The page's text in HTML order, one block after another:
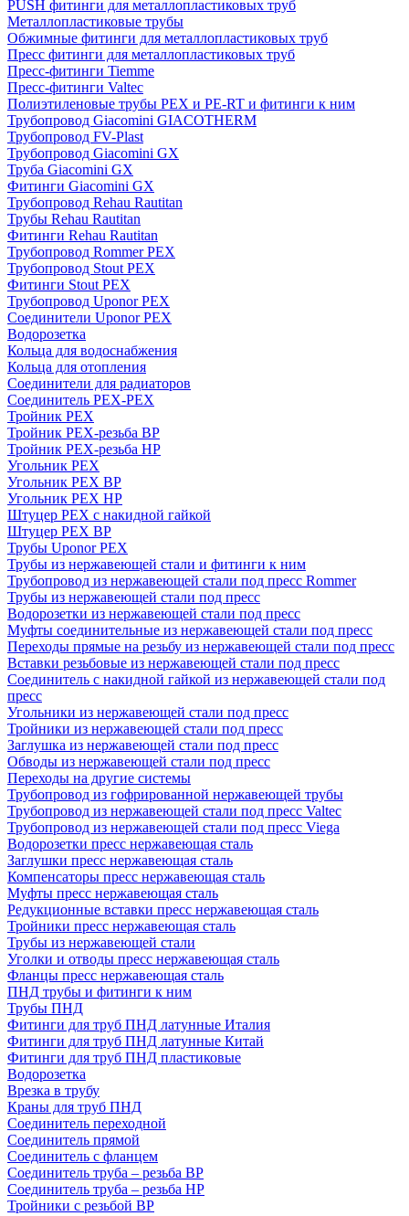
PUSH фитинги для металлопластиковых труб
Металлопластиковые трубы
Обжимные фитинги для металлопластиковых труб
Пресс фитинги для металлопластиковых труб
Пресс-фитинги Tiemme
Пресс-фитинги Valtec
Полиэтиленовые трубы PEX и PE-RT и фитинги к ним
Трубопровод Giacomini GIACOTHERM
Трубопровод FV-Plast
Трубопровод Giacomini GX
Труба Giacomini GX
Фитинги Giacomini GX
Трубопровод Rehau Rautitan
Трубы Rehau Rautitan
Фитинги Rehau Rautitan
Трубопровод Rommer PEX
Трубопровод Stout PEX
Фитинги Stout PEX
Трубопровод Uponor PEX
Соединители Uponor PEX
Водорозетка
Кольца для водоснабжения
Кольца для отопления
Соединители для радиаторов
Соединитель PEX-PEX
Тройник PEX
Тройник PEX-резьба ВР
Тройник PEX-резьба НР
Угольник PEX
Угольник PEX ВР
Угольник PEX НР
Штуцер PEX c накидной гайкой
Штуцер PEX ВР
Трубы Uponor PEX
Трубы из нержавеющей стали и фитинги к ним
Трубопровод из нержавеющей стали под пресс Rommer
Трубы из нержавеющей стали под пресс
Водорозетки из нержавеющей стали под пресс
Муфты соединительные из нержавеющей стали под пресс
Переходы прямые на резьбу из нержавеющей стали под пресс
Вставки резьбовые из нержавеющей стали под пресс
Соединитель с накидной гайкой из нержавеющей стали под
пресс
Угольники из нержавеющей стали под пресс
Тройники из нержавеющей стали под пресс
Заглушка из нержавеющей стали под пресс
Обводы из нержавеющей стали под пресс
Переходы на другие системы
Трубопровод из гофрированной нержавеющей трубы
Трубопровод из нержавеющей стали под пресс Valtec
Трубопровод из нержавеющей стали под пресс Viega
Водорозетки пресс нержавеющая сталь
Заглушки пресс нержавеющая сталь
Компенсаторы пресс нержавеющая сталь
Муфты пресс нержавеющая сталь
Редукционные вставки пресс нержавеющая сталь
Тройники пресс нержавеющая сталь
Трубы из нержавеющей стали
Уголки и отводы пресс нержавеющая сталь
Фланцы пресс нержавеющая сталь
ПНД трубы и фитинги к ним
Трубы ПНД
Фитинги для труб ПНД латунные Италия
Фитинги для труб ПНД латунные Китай
Фитинги для труб ПНД пластиковые
Водорозетка
Врезка в трубу
Краны для труб ПНД
Соединитель переходной
Соединитель прямой
Соединитель с фланцем
Соединитель труба – резьба ВР
Соединитель труба – резьба НР
Тройники с резьбой ВР